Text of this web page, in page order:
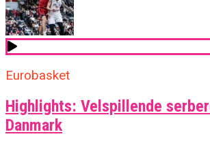
Eurobasket
Highlights: Velspillende
Danmark